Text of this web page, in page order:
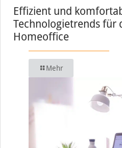
Effizient und
Technologietrends für
Homeoffice
Mehr